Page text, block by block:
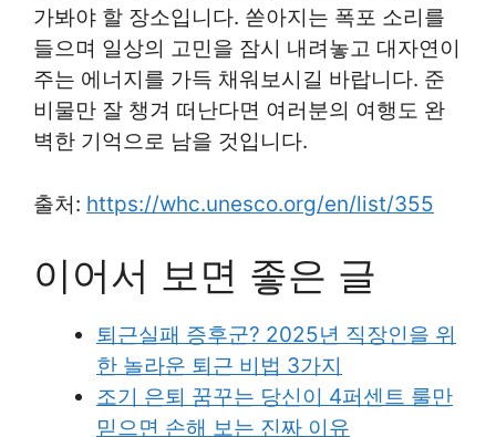
가봐야 할 장소입니다. 쏟아지는 폭포 소리를
들으며 일상의 고민을 잠시 내려놓고 대자연이
주는 에너지를 가득 채워보시길 바랍니다. 준
비물만 잘 챙겨 떠난다면 여러분의 여행도 완
벽한 기억으로 남을 것입니다.
출처: https://whc.unesco.org/en/list/355
이어서 보면 좋은 글
퇴근실패 증후군? 2025년 직장인을 위
한 놀라운 퇴근 비법 3가지
조기 은퇴 꿈꾸는 당신이 4퍼센트 룰만
믿으면 손해 보는 진짜 이유